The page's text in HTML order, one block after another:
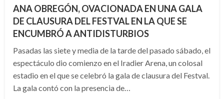
ANA OBREGÓN, OVACIONADA EN UNA GALA
DE CLAUSURA DEL FESTVAL EN LA QUE SE
ENCUMBRÓ A ANTIDISTURBIOS
Pasadas las siete y media de la tarde del pasado sábado, el
espectáculo dio comienzo en el Iradier Arena, un colosal
estadio en el que se celebró la gala de clausura del Festval.
La gala contó con la presencia de…